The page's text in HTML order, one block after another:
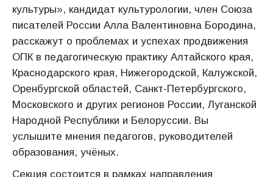
культуры», кандидат культурологии, член Союза
писателей России Алла Валентиновна Бородина,
расскажут о проблемах и успехах продвижения
ОПК в педагогическую практику Алтайского края,
Краснодарского края, Нижегородской, Калужской,
Оренбургской областей, Санкт-Петербургского,
Московского и других регионов России, Луганской
Народной Республики и Белоруссии. Вы
услышите мнения педагогов, руководителей
образования, учёных.
Секция состоится в рамках направления